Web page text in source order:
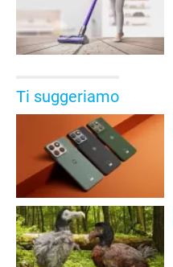
Ti suggeriamo